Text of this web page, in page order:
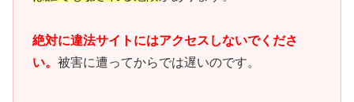
絶対に違法サイトにはアクセスしないでくださ
い。 被害に遭ってからでは遅いのです。